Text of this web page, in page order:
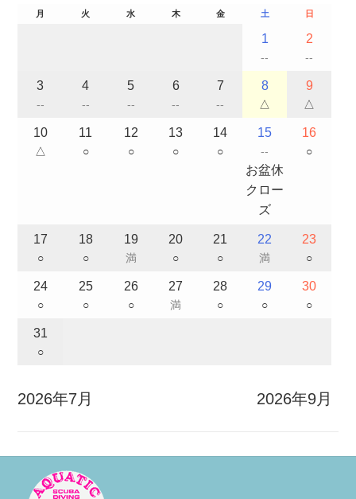
月 火 水 木 金 土 日
1
--
2
--
3
--
4
--
5
--
6
--
7
--
8
△
9
△
10
△
11
○
12
○
13
○
14
○
15
--
お盆休
クロー
ズ
16
○
17
○
18
○
19
満
20
○
21
○
22
満
23
○
24
○
25
○
26
○
27
満
28
○
29
○
30
○
31
○
2026年7月 2026年9月